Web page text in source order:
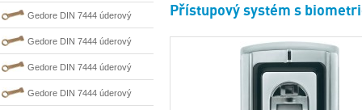
nejiskřivý plochý (palcový) klíč
0100204S
Gedore DIN 7444 úderový
nejiskřivý plochý (palcový) klíč
0100203S
Gedore DIN 7444 úderový
nejiskřivý plochý (palcový) klíč
0100206S
Gedore DIN 7444 úderový
nejiskřivý plochý (palcový) klíč
Gedore DIN 7444 úderový
Přístupový systém s